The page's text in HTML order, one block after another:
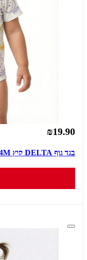
₪19.90
בגד גוף DELTA קיץ 3-24M תינוקות בנות פו הדב